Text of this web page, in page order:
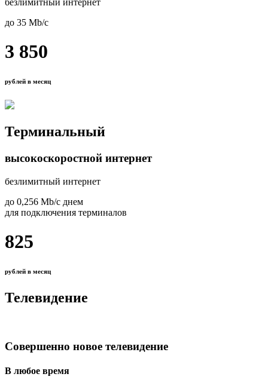
до 35 Mb/с
3 850
рублей в месяц
Терминальный
высокоскоростной интернет
безлимитный интернет
до 0,256 Mb/с днем
для подключения терминалов
825
рублей в месяц
Телевидение
Совершенно новое телевидение
В любое время